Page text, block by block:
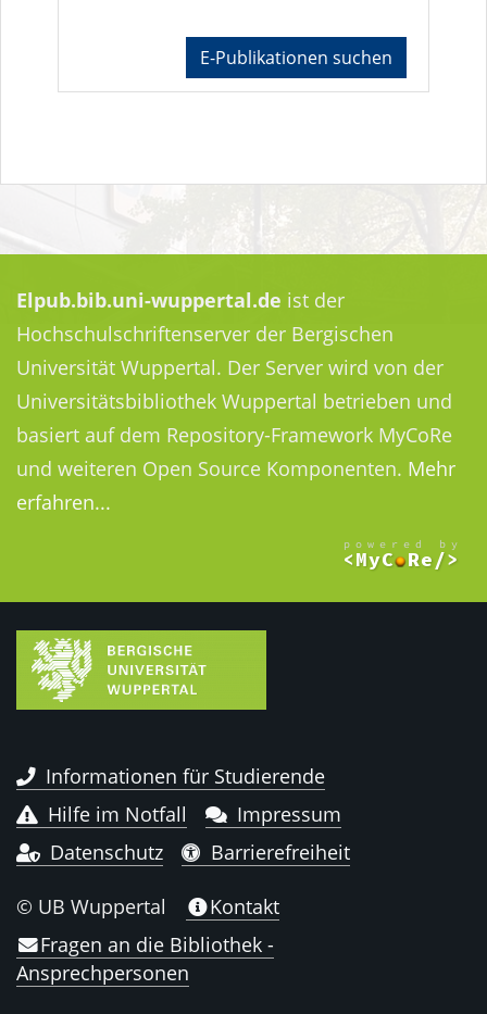
E-Publikationen suchen
Elpub.bib.uni-wuppertal.de ist der
Hochschulschriftenserver der Bergischen
Universität Wuppertal. Der Server wird von der
Universitätsbibliothek Wuppertal betrieben und
basiert auf dem Repository-Framework MyCoRe
und weiteren Open Source Komponenten. Mehr
erfahren...
Informationen für Studierende
Hilfe im Notfall
Impressum
Datenschutz
Barrierefreiheit
© UB Wuppertal
Kontakt
Fragen an die Bibliothek -
Ansprechpersonen